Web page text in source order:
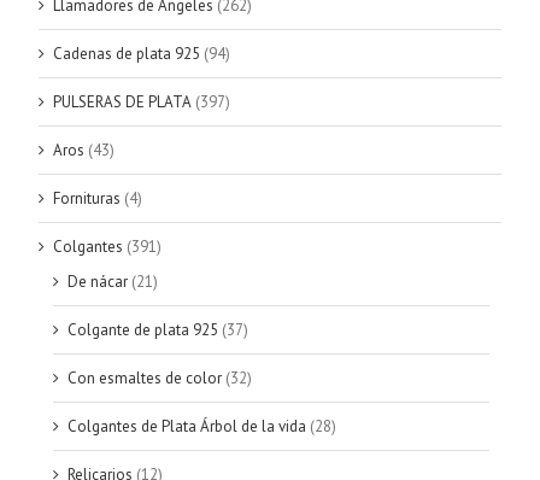
Llamadores de Ángeles (262)
Cadenas de plata 925 (94)
PULSERAS DE PLATA (397)
Aros (43)
Fornituras (4)
Colgantes (391)
De nácar (21)
Colgante de plata 925 (37)
Con esmaltes de color (32)
Colgantes de Plata Árbol de la vida (28)
Relicarios (12)